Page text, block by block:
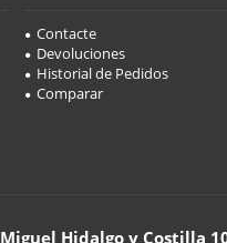
Contacte
Devoluciones
Historial de Pedidos
Comparar
Miguel Hidalgo y Costilla